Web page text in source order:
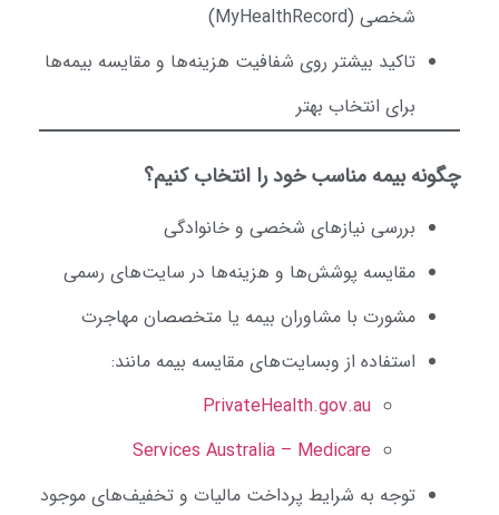
شخصی (MyHealthRecord)
تاکید بیشتر روی شفافیت هزینه‌ها و مقایسه بیمه‌ها
برای انتخاب بهتر
بیمه مناسب خود را انتخاب کنیم؟
بررسی نیازهای شخصی و خانوادگی
مقایسه پوشش‌ها و هزینه‌ها در سایت‌های رسمی
مشورت با مشاوران بیمه یا متخصصان مهاجرت
استفاده از وبسایت‌های مقایسه بیمه مانند:
PrivateHealth.gov.au
Services Australia – Medicare
توجه به شرایط پرداخت مالیات و تخفیف‌های موجود